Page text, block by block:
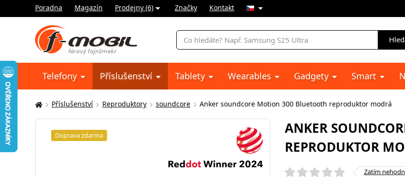
Poradna Magazín Prodejny (6) Značky Kontakt
Vyhledávání
Telefony Příslušenství Tablety Wearables Gadgety Smart
Zde
se
Příslušenství Reproduktory soundcore Anker soundcore Motion 300 Bluetooth reproduktor modrá
Doprava zdarma
ANKER
REPRODUKTOR
Zatím